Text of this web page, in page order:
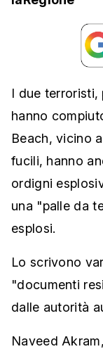
I due terroristi,
hanno
Beach, vicino
fucili, hanno
ordigni
una "palle da
esplosi.
Lo scrivono
"documenti
dalle autorità
Naveed